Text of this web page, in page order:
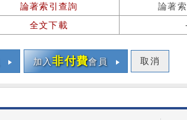
論著索引查詢
論著
全文下載
加入非付費會員 取消